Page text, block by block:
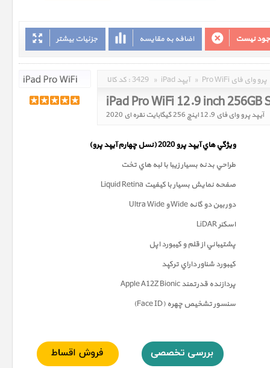
جزئیات بیشتر اضافه به مقایسه نیست
کد کالا : 3429 » iPad آیپد » Pro WiFi پرو وای فای
iPad Pro WiFi 12.9 inch 256GB
آیپد پرو وای فای 12.9 اینچ 256 گیگابایت نقره ای 2020
ويژگي هاي آيپد پرو 2020 ( نسل چهارمآيپد پرو)
طراحي بدنه بسيار زيبا با لبه هاي تخت
صفحه نمايش بسيار با کيفيت Liquid Retina
دوربين دو گانه Wide و Ultra Wide
اسکنر LiDAR
پشتيباني از قلم و کيبورد اپل
کيبورد شناور داراي ترکپد
پردازنده قدرتمند Apple A12Z Bionic
سنسور تشخيص چهره (Face ID)